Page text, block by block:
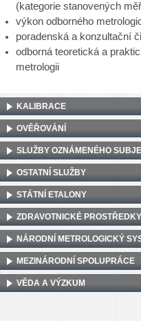
(kategorie stanovených
výkon odborného
poradenská a konzultační
odborná teoretická a
metrologii
KALIBRACE
OVĚŘOVÁNÍ
SLUŽBY OZNÁMENÉHO
OSTATNÍ SLUŽBY
STÁTNÍ ETALONY
ZDRAVOTNICKÉ PROSTŘEDKY
NÁRODNÍ METROLOGICKÝ
MEZINÁRODNÍ SPOLUPRÁCE
VĚDA A VÝZKUM